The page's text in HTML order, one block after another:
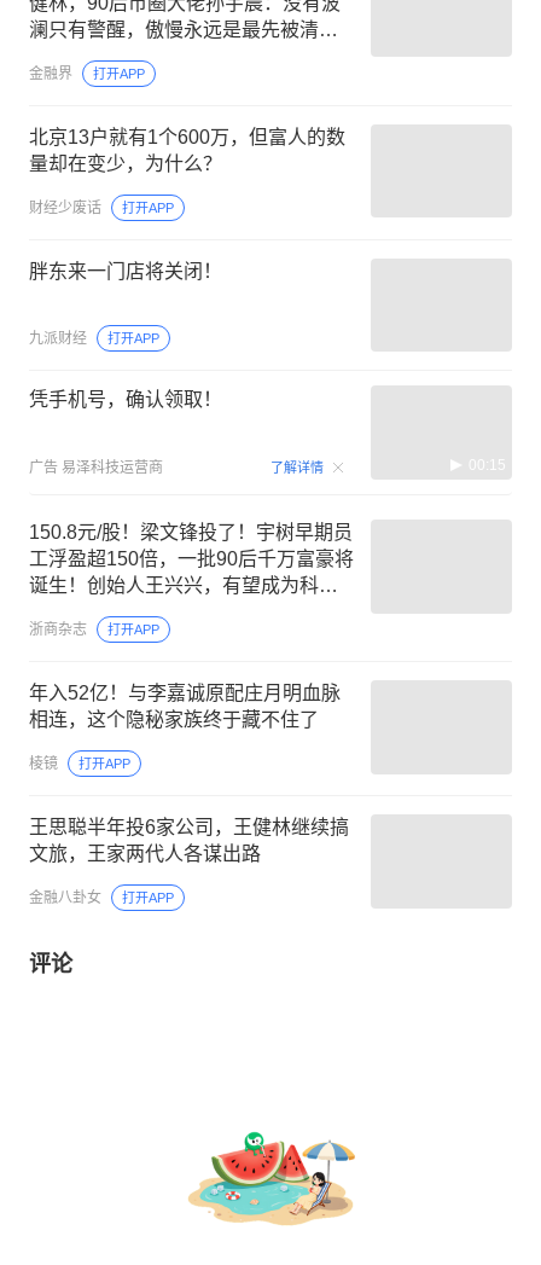
澜只有警醒，傲慢永远是最先被清算
金融界 打开APP
北京13户就有1个600万，但富人的数
量却在变少，为什么？
财经少废话 打开APP
胖东来一门店将关闭！
九派财经 打开APP
凭手机号，确认领取！
广告 易泽科技运营商 了解详情 00:15
150.8元/股！梁文锋投了！宇树早期员
工浮盈超150倍，一批90后千万富豪将
诞生！创始人王兴兴，有望成为科创
板90后首富！
浙商杂志 打开APP
年入52亿！与李嘉诚原配庄月明血脉
相连，这个隐秘家族终于藏不住了
棱镜 打开APP
王思聪半年投6家公司，王健林继续搞
文旅，王家两代人各谋出路
金融八卦女 打开APP
评论